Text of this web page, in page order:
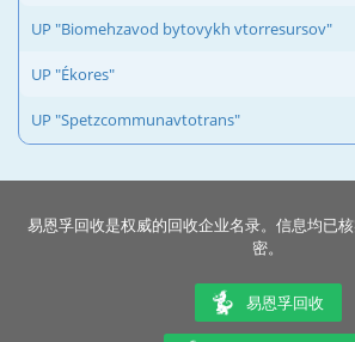
UP "Biomehzavod bytovykh vtorresursov"
UP "Ékores"
UP "Spetzcommunavtotrans"
易恩孚回收是权威的回收企业名录。信息均已
密。
易恩孚回收